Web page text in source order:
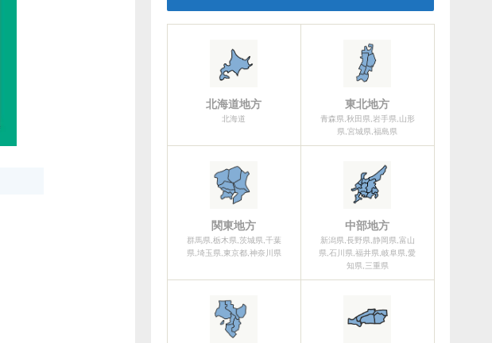
北海道地方
北海道
東北地方
青森県,秋田県,岩手県,山形
県,宮城県,福島県
関東地方
群馬県,栃木県,茨城県,千葉
県,埼玉県,東京都,神奈川県
中部地方
新潟県,長野県,静岡県,富山
県,石川県,福井県,岐阜県,愛
知県,三重県